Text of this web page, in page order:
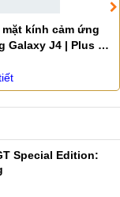
mặt kính cảm ứng
Galaxy J4 | Plus |
Special Edition: